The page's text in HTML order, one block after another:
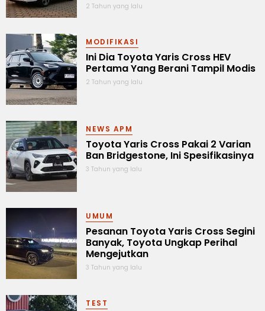
2 Tahun yang lalu
MODIFIKASI
Ini Dia Toyota Yaris Cross HEV
Pertama Yang Berani Tampil Modis
2 Tahun yang lalu
NEWS APM
Toyota Yaris Cross Pakai 2 Varian
Ban Bridgestone, Ini Spesifikasinya
3 Tahun yang lalu
UMUM
Pesanan Toyota Yaris Cross Segini
Banyak, Toyota Ungkap Perihal
Mengejutkan
3 Tahun yang lalu
TEST